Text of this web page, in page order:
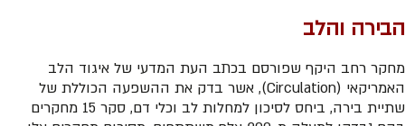
הבירה והלב
מחקר רחב היקף שפורסם בכתב העת המדעי של איגוד הלב
האמריקאי (Circulation), אשר בדק את ההשפעה הכוללת של
שתיית בירה, ביחס לסיכון למחלות לב וכלי דם, סקר 15 מחקרים